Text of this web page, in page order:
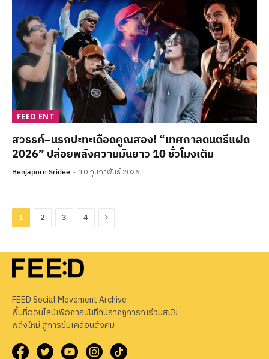
FEED ENT
สวรรค์–นรกปะทะเดือดคูณสอง! “เทศกาลดนตรีแฝด
2026” ปล่อยพลังความมันยาว 10 ชั่วโมงเต็ม
Benjaporn Sridee 10 กุมภาพันธ์ 2026
1 2 3 4 Next
FEED Social Movement Archive
พื้นที่ออนไลน์เพื่อการบันทึกปรากฏการณ์ร่วมสมัย
พลังใหม่ สู่การขับเคลื่อนสังคม